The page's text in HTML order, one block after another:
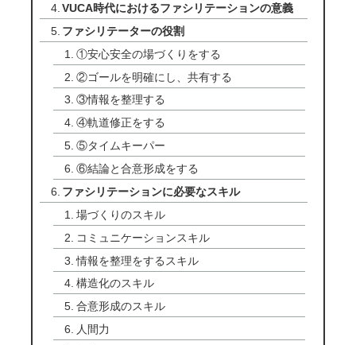
VUCA時代におけるファシリテーションの意義
ファシリテーターの役割
①安心安全の場づくりをする
②ゴールを明確にし、共有する
③情報を整理する
④軌道修正をする
⑤タイムキーパー
⑥結論と合意形成をする
ファシリテーションに必要なスキル
場づくりのスキル
コミュニケーションスキル
情報を整理をするスキル
構造化のスキル
合意形成のスキル
人間力